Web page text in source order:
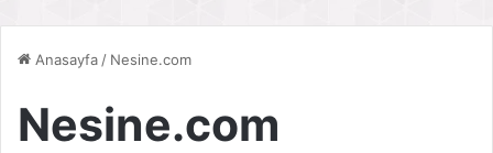
Anasayfa / Nesine.com
Nesine.com